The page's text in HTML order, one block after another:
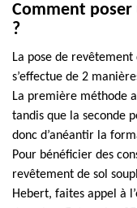
Comment
?
La pose de
s’effectue de 2
La première méthode
tandis que la seconde
donc d’anéantir la
Pour bénéficier des
revêtement de sol
Hebert, faites appel à